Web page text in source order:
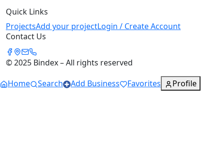
Quick Links
ProjectsAdd your projectLogin / Create Account
Contact Us
© 2025 Bindex – All rights reserved
Home
Search Add Business Favorites Profile